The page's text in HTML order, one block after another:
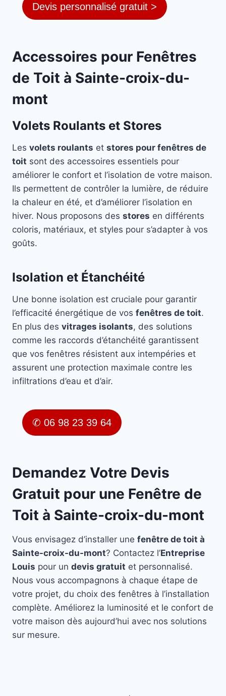
Devis personnalisé gratuit >
Accessoires pour Fenêtres
de Toit à Sainte-croix-du-
mont
Volets Roulants et Stores
Les volets roulants et stores pour fenêtres de
toit sont des accessoires essentiels pour
améliorer le confort et l’isolation de votre maison.
Ils permettent de contrôler la lumière, de réduire
la chaleur en été, et d’améliorer l’isolation en
hiver. Nous proposons des stores en différents
coloris, matériaux, et styles pour s’adapter à vos
goûts.
Isolation et Étanchéité
Une bonne isolation est cruciale pour garantir
l’efficacité énergétique de vos fenêtres de toit.
En plus des vitrages isolants, des solutions
comme les raccords d’étanchéité garantissent
que vos fenêtres résistent aux intempéries et
assurent une protection maximale contre les
infiltrations d’eau et d’air.
✆ 06 98 23 39 64
Demandez Votre Devis
Gratuit pour une Fenêtre de
Toit à Sainte-croix-du-mont
Vous envisagez d’installer une fenêtre de toit à
Sainte-croix-du-mont? Contactez l’Entreprise
Louis pour un devis gratuit et personnalisé.
Nous vous accompagnons à chaque étape de
votre projet, du choix des fenêtres à l’installation
complète. Améliorez la luminosité et le confort de
votre maison dès aujourd’hui avec nos solutions
sur mesure.